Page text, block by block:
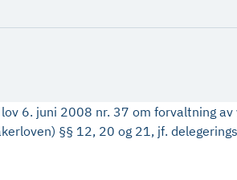
6. juni 2008 nr. 37 om forvaltning
§§ 12, 20 og 21, jf.